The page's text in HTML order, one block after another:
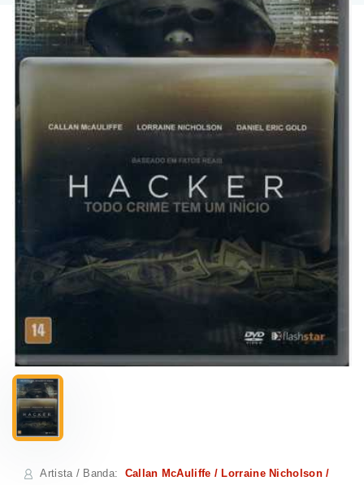
Artista / Banda: Callan McAuliffe / Lorraine Nicholson /